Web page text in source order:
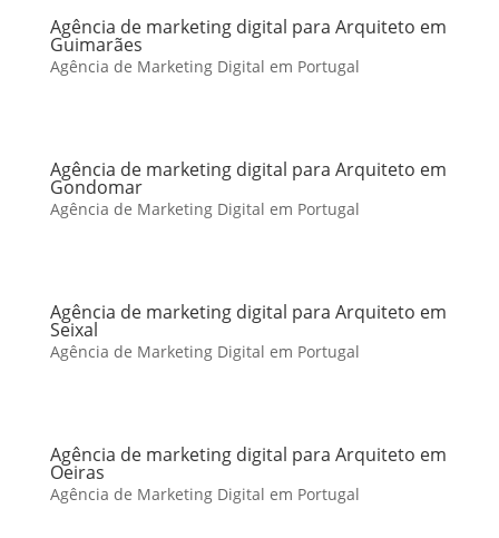
Agência de marketing digital para Arquiteto em
Guimarães
Agência de Marketing Digital em Portugal
Agência de marketing digital para Arquiteto em
Gondomar
Agência de Marketing Digital em Portugal
Agência de marketing digital para Arquiteto em
Seixal
Agência de Marketing Digital em Portugal
Agência de marketing digital para Arquiteto em
Oeiras
Agência de Marketing Digital em Portugal